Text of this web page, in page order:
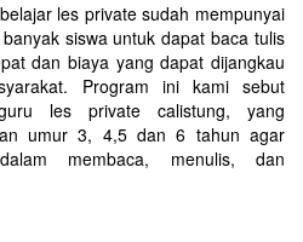
les private sudah mempunyai
siswa untuk dapat baca tulis
dan biaya yang dapat dijangkau
Program ini kami sebut
les private calistung, yang
umur 3, 4,5 dan 6 tahun agar
membaca, menulis, dan